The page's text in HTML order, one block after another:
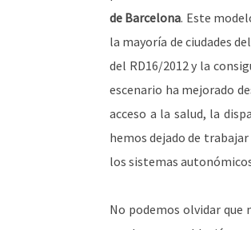
de Barcelona. Este
la mayoría de ciudades
del RD16/2012 y la
escenario ha mejorado
acceso a la salud, la
hemos dejado de
los sistemas
No podemos olvidar que